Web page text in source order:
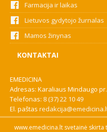
Farmacija ir laikas
Lietuvos gydytojo žurnalas
Mamos žinynas
KONTAKTAI
EMEDICINA
Adresas: Karaliaus Mindaugo pr.
Telefonas: 8 (37) 22 10 49
El. paštas
www.emedicina.lt svetainė